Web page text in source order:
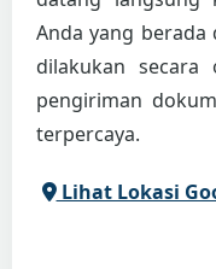
Anda yang
dilakukan secara
pengiriman
terpercaya.
Lihat Lokasi